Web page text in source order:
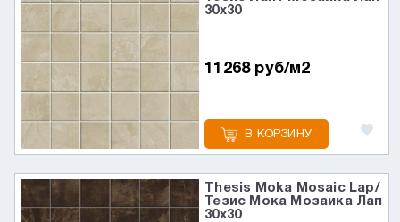
30x30
11268 руб/м2
В КОРЗИНУ
Thesis Moka Mosaic Lap/
Тезис Мока Мозаика Лап
30x30